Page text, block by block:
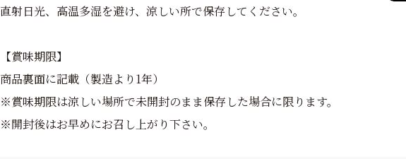
直射日光、高温多湿を避け、涼しい所で保存してください。
【賞味期限】
商品裏面に記載（製造より1年）
※賞味期限は涼しい場所で未開封のまま保存した場合に限ります。
※開封後はお早めにお召し上がり下さい。